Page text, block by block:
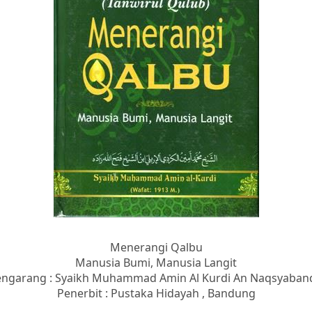
Menerangi Qalbu
Manusia Bumi, Manusia Langit
: Syaikh Muhammad Amin Al Kurdi An
Penerbit : Pustaka Hidayah , Bandung